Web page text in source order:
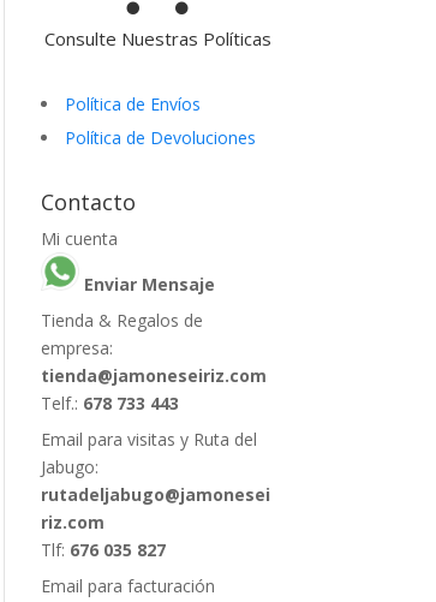
Consulte Nuestras Políticas
Política de Envíos
Política de Devoluciones
Contacto
Mi cuenta
Enviar Mensaje
Tienda & Regalos de
empresa:
tienda@jamoneseiriz.com
Telf.: 678 733 443
Email para visitas y Ruta del
Jabugo:
rutadeljabugo@jamonesei
riz.com
Tlf: 676 035 827
Email para facturación